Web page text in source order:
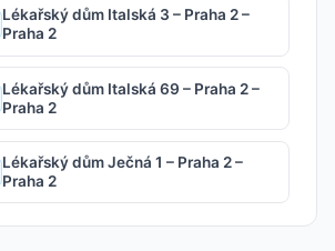
Lékařský dům Italská 3 – Praha 2 –
Praha 2
Lékařský dům Italská 69 – Praha 2 –
Praha 2
Lékařský dům Ječná 1 – Praha 2 –
Praha 2